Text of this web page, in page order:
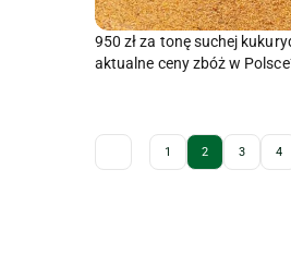
950 zł za tonę suchej
aktualne ceny zbóż w
Archive
1 2 3 4